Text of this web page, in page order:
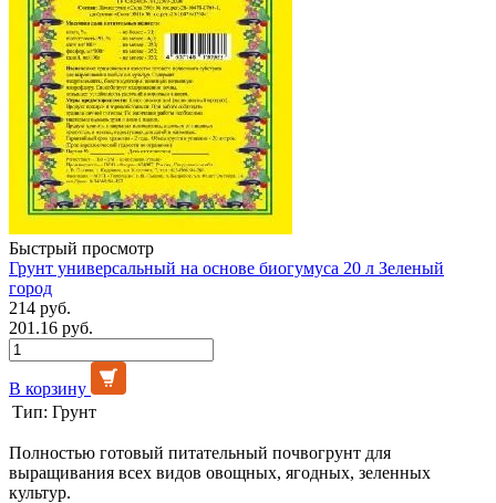
Быстрый просмотр
Грунт универсальный на основе биогумуса 20 л Зеленый
город
214 руб.
201.16 руб.
В корзину
Тип: Грунт
Полностью готовый питательный почвогрунт для
выращивания всех видов овощных, ягодных, зеленных
культур.